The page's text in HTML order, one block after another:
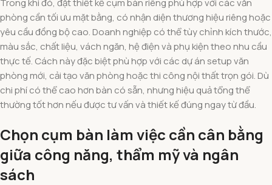
Trong khi đó, đặt thiết kế cụm bàn riêng phù hợp với các văn
phòng cần tối ưu mặt bằng, có nhận diện thương hiệu riêng hoặc
yêu cầu đồng bộ cao. Doanh nghiệp có thể tùy chỉnh kích thước,
màu sắc, chất liệu, vách ngăn, hệ điện và phụ kiện theo nhu cầu
thực tế. Cách này đặc biệt phù hợp với các dự án setup văn
phòng mới, cải tạo văn phòng hoặc thi công nội thất trọn gói. Dù
chi phí có thể cao hơn bàn có sẵn, nhưng hiệu quả tổng thể
thường tốt hơn nếu được tư vấn và thiết kế đúng ngay từ đầu.
Chọn cụm bàn làm việc cần cân bằng
giữa công năng, thẩm mỹ và ngân
sách